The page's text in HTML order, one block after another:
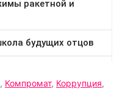
, Компромат, Коррупция,